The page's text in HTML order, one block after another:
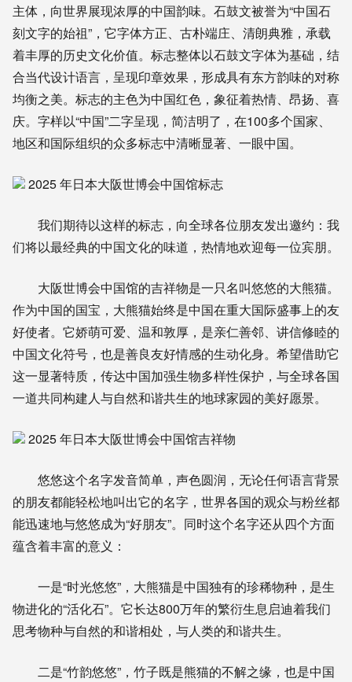
主体，向世界展现浓厚的中国韵味。石鼓文被誉为“中国石
刻文字的始祖”，它字体方正、古朴端庄、清朗典雅，承载
着丰厚的历史文化价值。标志整体以石鼓文字体为基础，结
合当代设计语言，呈现印章效果，形成具有东方韵味的对称
均衡之美。标志的主色为中国红色，象征着热情、昂扬、喜
庆。字样以“中国”二字呈现，简洁明了，在100多个国家、
地区和国际组织的众多标志中清晰显著、一眼中国。
2025 年日本大阪世博会中国馆标志
我们期待以这样的标志，向全球各位朋友发出邀约：我
们将以最经典的中国文化的味道，热情地欢迎每一位宾朋。
大阪世博会中国馆的吉祥物是一只名叫悠悠的大熊猫。
作为中国的国宝，大熊猫始终是中国在重大国际盛事上的友
好使者。它娇萌可爱、温和敦厚，是亲仁善邻、讲信修睦的
中国文化符号，也是善良友好情感的生动化身。希望借助它
这一显著特质，传达中国加强生物多样性保护，与全球各国
一道共同构建人与自然和谐共生的地球家园的美好愿景。
2025 年日本大阪世博会中国馆吉祥物
悠悠这个名字发音简单，声色圆润，无论任何语言背景
的朋友都能轻松地叫出它的名字，世界各国的观众与粉丝都
能迅速地与悠悠成为“好朋友”。同时这个名字还从四个方面
蕴含着丰富的意义：
一是“时光悠悠”，大熊猫是中国独有的珍稀物种，是生
物进化的“活化石”。它长达800万年的繁衍生息启迪着我们
思考物种与自然的和谐相处，与人类的和谐共生。
二是“竹韵悠悠”，竹子既是熊猫的不解之缘，也是中国